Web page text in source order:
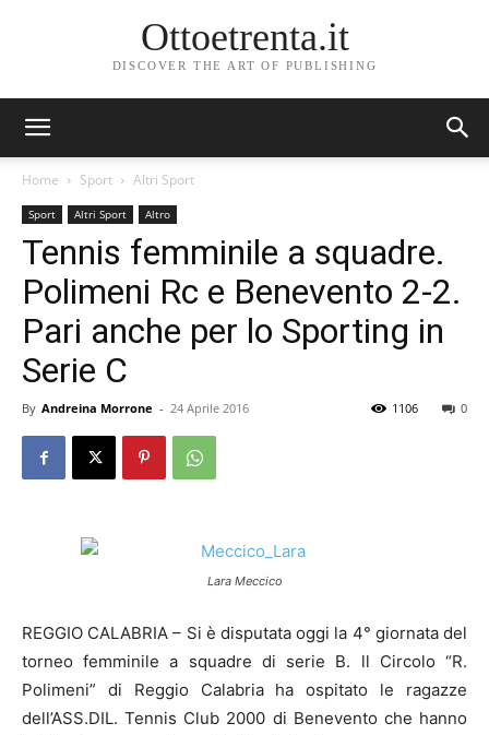
Ottoetrenta.it
DISCOVER THE ART OF PUBLISHING
Home Sport Altri Sport
Sport Altri Sport Altro
Tennis femminile a squadre.
Polimeni Rc e Benevento 2-2.
Pari anche per lo Sporting in
Serie C
By Andreina Morrone - 24 Aprile 2016 0
1106
Lara Meccico
REGGIO CALABRIA – Si è disputata oggi la 4° giornata del
torneo femminile a squadre di serie B. ll Circolo “R.
Polimeni” di Reggio Calabria ha ospitato le ragazze
dell’ASS.DIL. Tennis Club 2000 di Benevento che hanno